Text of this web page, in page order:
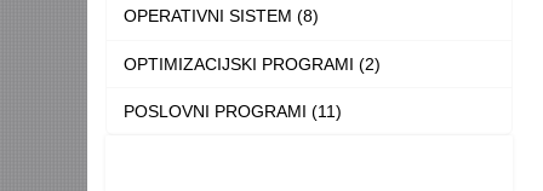
OPERATIVNI SISTEM (8)
OPTIMIZACIJSKI PROGRAMI (2)
POSLOVNI PROGRAMI (11)